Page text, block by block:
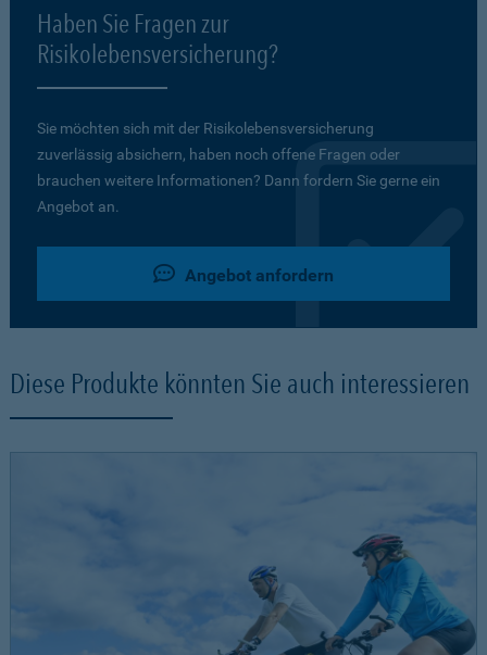
Haben Sie Fragen zur
Risikolebensversicherung?
Sie möchten sich mit der Risikolebensversicherung
zuverlässig absichern, haben noch offene Fragen oder
brauchen weitere Informationen? Dann fordern Sie gerne ein
Angebot an.
Angebot anfordern
Diese Produkte könnten Sie auch interessieren